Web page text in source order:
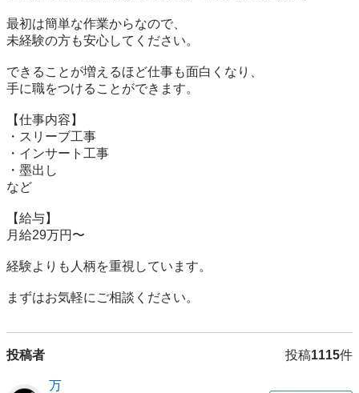
最初は簡単な作業からなので、
未経験の方も安心してください。
できることが増えるほど仕事も面白くなり、
手に職をつけることができます。
【仕事内容】
・スリーブ工事
・インサート工事
・墨出し
など
【給与】
月給29万円〜
経験よりも人柄を重視しています。
投稿者 投稿1115件
万